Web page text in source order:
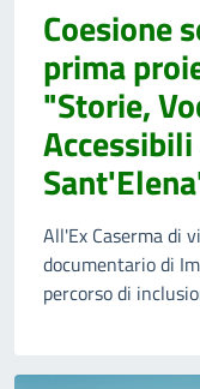
Coesione
prima
"Storie,
All'Ex Caserma di
documentario di
percorso di